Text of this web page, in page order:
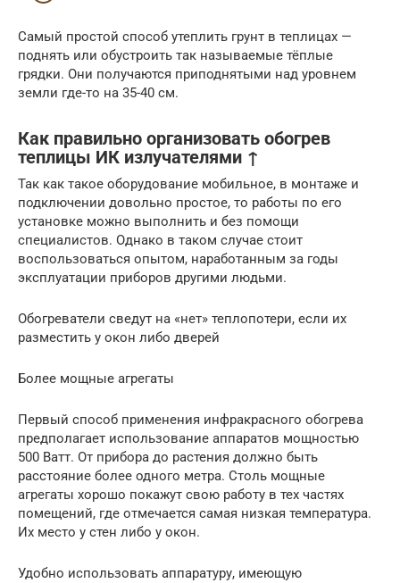
Самый простой способ утеплить грунт в теплицах —
поднять или обустроить так называемые тёплые
грядки. Они получаются приподнятыми над уровнем
земли где-то на 35-40 см.
Как правильно организовать обогрев
теплицы ИК излучателями ↑
Так как такое оборудование мобильное, в монтаже и
подключении довольно простое, то работы по его
установке можно выполнить и без помощи
специалистов. Однако в таком случае стоит
воспользоваться опытом, наработанным за годы
эксплуатации приборов другими людьми.
Обогреватели сведут на «нет» теплопотери, если их
разместить у окон либо дверей
Более мощные агрегаты
Первый способ применения инфракрасного обогрева
предполагает использование аппаратов мощностью
500 Ватт. От прибора до растения должно быть
расстояние более одного метра. Столь мощные
агрегаты хорошо покажут свою работу в тех частях
помещений, где отмечается самая низкая температура.
Их место у стен либо у окон.
Удобно использовать аппаратуру, имеющую